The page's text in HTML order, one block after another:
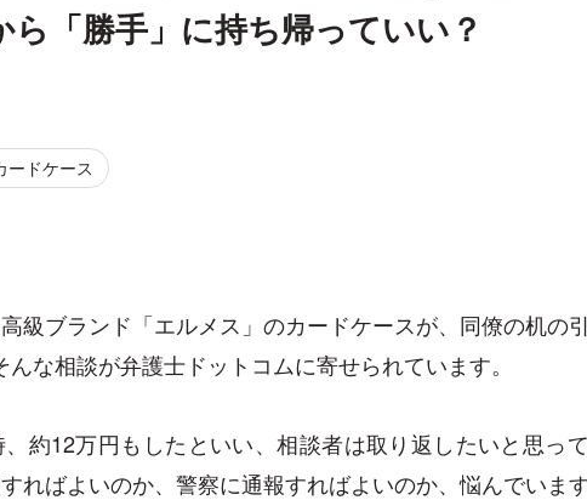
「勝手」に持ち帰っていい？
ードケース
級ブランド「エルメス」のカードケースが、同僚の机の
な相談が弁護士ドットコムに寄せられています。
約12万円もしたといい、相談者は取り返したいと思っ
ればよいのか、警察に通報すればよいのか、悩んでいます